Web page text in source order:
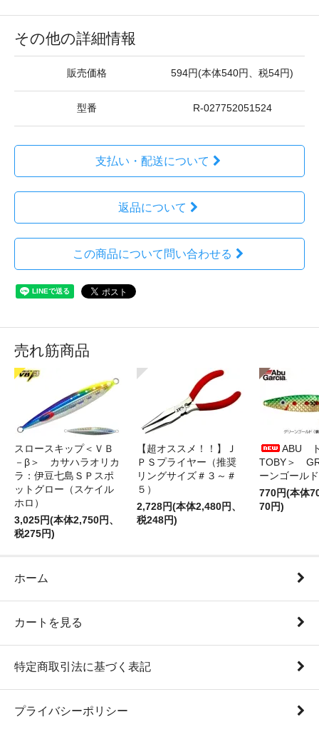
その他の詳細情報
販売価格 594円(本体540円、税54円)
型番 R-027752051524
支払い・配送について
返品について
この商品について問い合わせる
売れ筋商品
スロースキップ＜ＶＢ
－β＞ カサハラオリカ
ラ：伊豆七島ＳＰスポ
ットグロー（スケイル
ホロ）
3,025円(本体2,750円、
税275円)
【超オススメ！！】Ｊ
ＰＳプライヤー（推奨
リングサイズ＃３～＃
５）
2,728円(本体2,480円、
税248円)
ABU
TOBY＞
ーンゴールド
770円(本体
70円)
ホーム
カートを見る
特定商取引法に基づく表記
プライバシーポリシー